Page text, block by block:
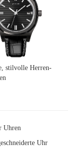
stilvolle Herren-
Uhren
Uhr